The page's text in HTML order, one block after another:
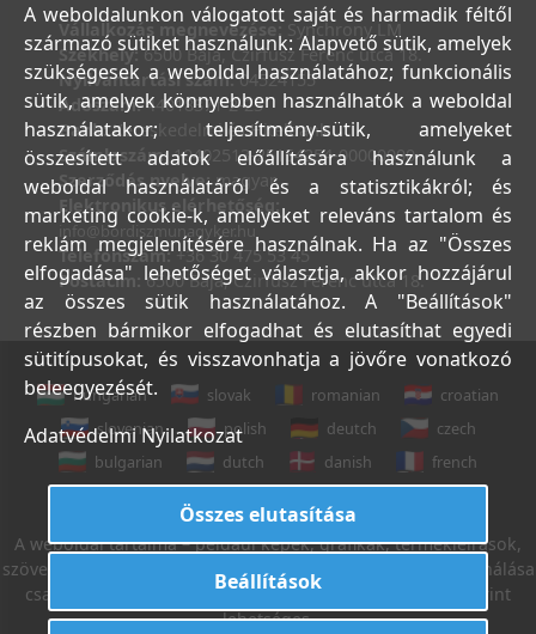
Vállalkozás megnevezése: Synchrony LM
Székhely:6500 Baja, Czirfusz Ferenc utca 18.
Nyilvántartási szám:04524155
Adószám:44018371-2-23
Bank:Kereskedelmi és Hitelbank
Számlaszám:10402513-25154254-00000000
Szerződés nyelve:magyar
Elektronikus elérhetőség:
info@bordiszmunagyker.hu
Telefonszám: +36 30 475 53 45
Postacím:6500 Baja, Czirfusz Ferenc utca 18.
hungarian slovak romanian
croatian
slovenian
polish deutch
czech
bulgarian
dutch danish
french
A weboldal tartalma – például képek, grafikák, termékleírások,
szövegek, stb. – Leveleki Miklós E.V. tulajdona, azok felhasználása
csak az Általános Szerződési Feltételek 18. sz. pontja szerint
lehetséges.
A weboldalunkon válogatott saját és harmadik féltől
származó sütiket használunk: Alapvető sütik, amelyek
szükségesek a weboldal használatához; funkcionális
sütik, amelyek könnyebben használhatók a weboldal
használatakor; teljesítmény-sütik, amelyeket
összesített adatok előállítására használunk a
weboldal használatáról és a statisztikákról; és
marketing cookie-k, amelyeket releváns tartalom és
reklám megjelenítésére használnak. Ha az "Összes
elfogadása" lehetőséget választja, akkor hozzájárul
az összes sütik használatához. A "Beállítások"
részben bármikor elfogadhat és elutasíthat egyedi
sütitípusokat, és visszavonhatja a jövőre vonatkozó
beleegyezését.
Adatvédelmi Nyilatkozat
Összes elutasítása
Beállítások